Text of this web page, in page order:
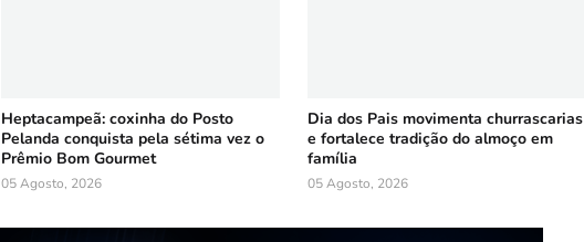
Heptacampeã: coxinha do Posto
Pelanda conquista pela sétima vez o
Prêmio Bom Gourmet
05 Agosto, 2026
Dia dos Pais movimenta churrascarias
e fortalece tradição do almoço em
família
05 Agosto, 2026